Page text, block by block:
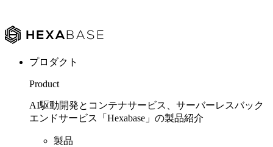
プロダクト
Product
AI駆動開発とコンテナサービス、サーバーレスバック
エンドサービス「Hexabase」の製品紹介
製品